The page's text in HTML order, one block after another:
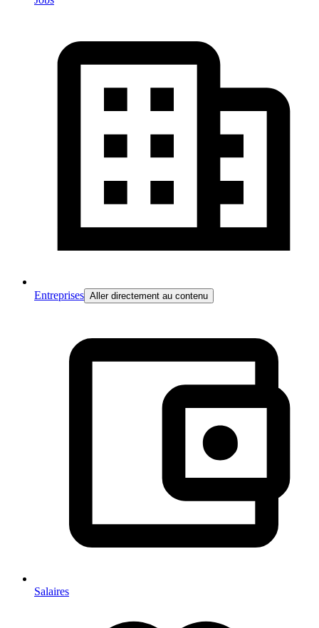
Entreprises Aller directement au contenu
Salaires